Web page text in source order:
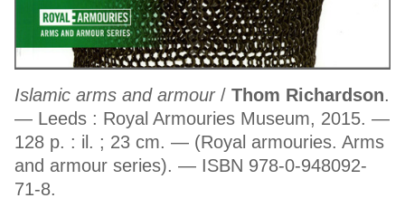
Islamic arms and armour/ Thom Richardson.
— Leeds : Royal Armouries Museum, 2015. —
128 p. : il. ; 23 cm. — (Royal armouries. Arms
and armour series). — ISBN 978-0-948092-
71-8.